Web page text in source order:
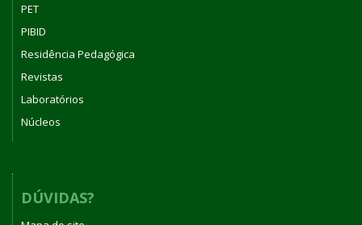
PET
PIBID
Residência Pedagógica
Revistas
Laboratórios
Núcleos
DÚVIDAS?